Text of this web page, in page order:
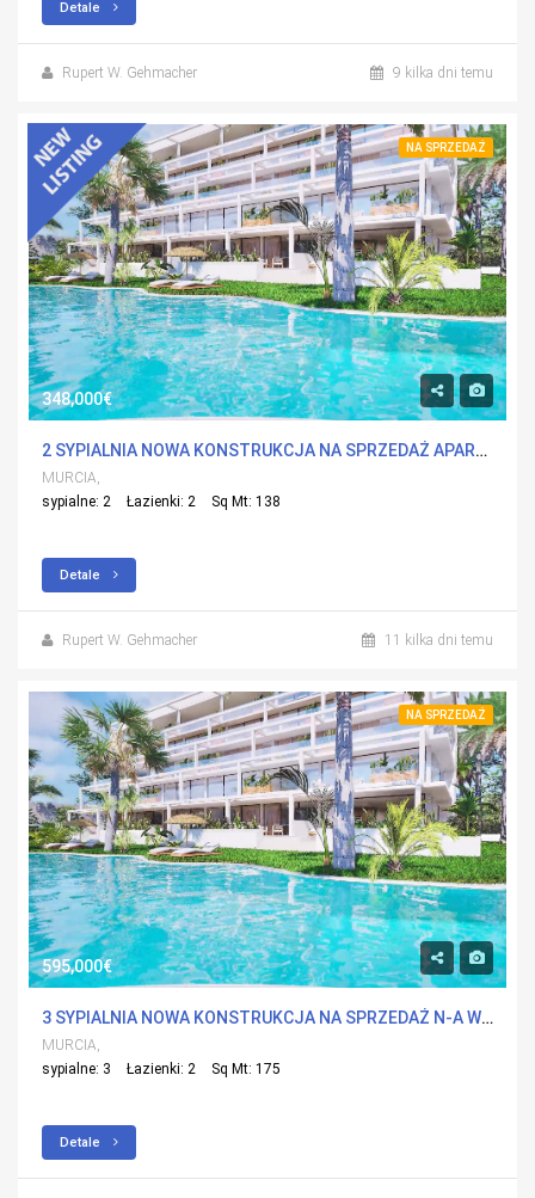
Detale
Rupert W. Gehmacher 9 kilka dni temu
NA SPRZEDAŻ
348,000€
2 SYPIALNIA NOWA KONSTRUKCJA NA SPRZEDAŻ APARTMENT W ISLAS MENORES, MURCIA Z BASENEM
MURCIA,
sypialne: 2
Łazienki: 2 Sq Mt: 138
Detale
Rupert W. Gehmacher 11 kilka dni temu
NA SPRZEDAŻ
595,000€
3 SYPIALNIA NOWA KONSTRUKCJA NA SPRZEDAŻ N-A W ISLAS MENORES, MURCIA Z BASENEM
MURCIA,
sypialne: 3
Łazienki: 2 Sq Mt: 175
Detale